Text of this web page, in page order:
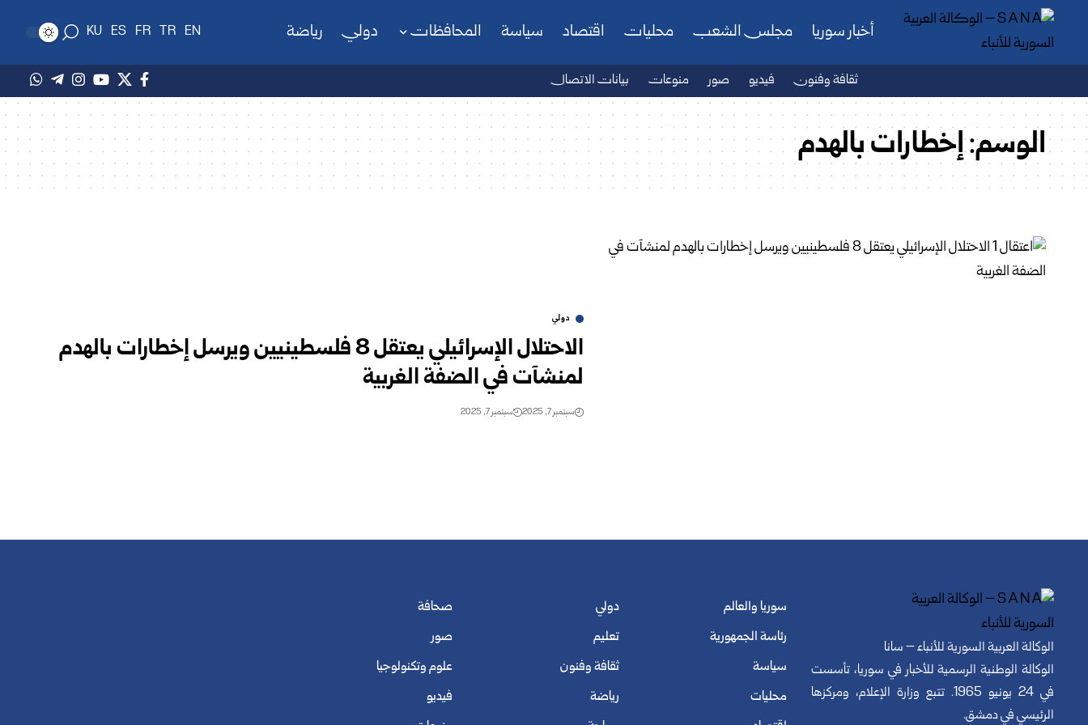
أخبار سوريا مجلس الشعب محليات اقتصاد سياسة المحافظات دولي رياضة EN
TR
FR
ES
KU
ثقافة وفنون فيديو صور منوعات بيانات الاتصال
الوسم:إخطارات بالهدم
دولي
الاحتلال الإسرائيلي يعتقل 8 فلسطينيين ويرسل إخطارات بالهدم
لمنشآت في الضفة الغربية
سبتمبر 7, 2025 سبتمبر 7, 2025
الوكالة العربية السورية للأنباء – سانا
الوكالة الوطنية الرسمية للأخبار في سوريا، تأسست
في 24 يونيو 1965. تتبع وزارة الإعلام، ومركزها
الرئيسي في دمشق.
سوريا والعالم
رئاسة الجمهورية
سياسة
محليات
دولي
تعليم
ثقافة وفنون
رياضة
صحافة
صور
علوم وتكنولوجيا
فيديو